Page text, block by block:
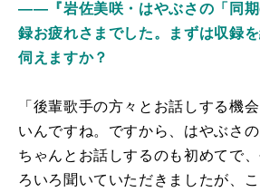
――『岩佐美咲・はやぶさの「同期
録お疲れさまでした。まずは収録
伺えますか？
「後輩歌手の方々とお話しする機
いんですね。ですから、はやぶさ
ちゃんとお話しするのも初めてで
ろいろ聞いていただきましたが、